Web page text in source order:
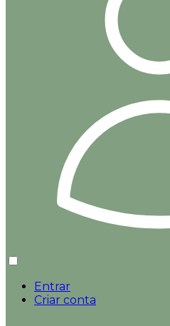
Entrar
Criar conta